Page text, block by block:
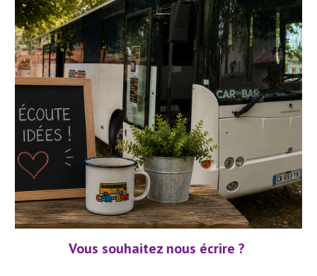
Vous souhaitez nous écrire ?